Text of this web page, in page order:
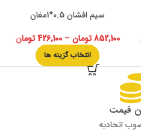
سیم افشان 0.5*1مغان
852,100 تومان –
426,100 تومان
انتخاب گزینه ها
قیمت
اتحادیه